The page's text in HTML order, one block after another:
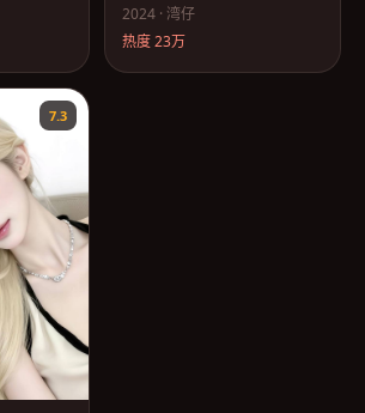
2024 · 湾仔
热度23万
7.3